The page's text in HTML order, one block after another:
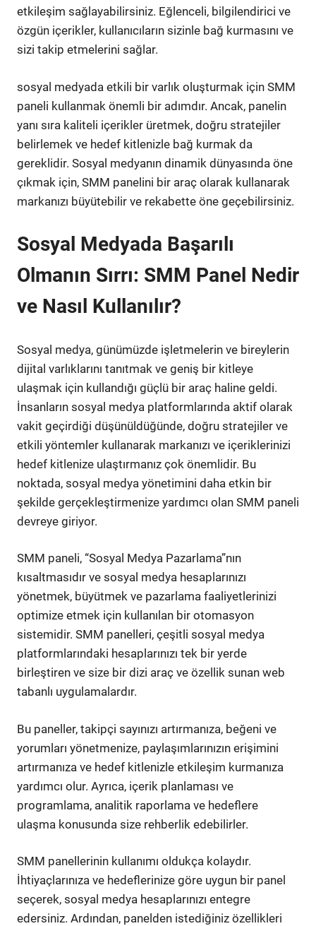
etkileşim sağlayabilirsiniz. Eğlenceli, bilgilendirici ve
özgün içerikler, kullanıcıların sizinle bağ kurmasını ve
sizi takip etmelerini sağlar.
sosyal medyada etkili bir varlık oluşturmak için SMM
paneli kullanmak önemli bir adımdır. Ancak, panelin
yanı sıra kaliteli içerikler üretmek, doğru stratejiler
belirlemek ve hedef kitlenizle bağ kurmak da
gereklidir. Sosyal medyanın dinamik dünyasında öne
çıkmak için, SMM panelini bir araç olarak kullanarak
markanızı büyütebilir ve rekabette öne geçebilirsiniz.
Sosyal Medyada Başarılı
Olmanın Sırrı: SMM Panel Nedir
ve Nasıl Kullanılır?
Sosyal medya, günümüzde işletmelerin ve bireylerin
dijital varlıklarını tanıtmak ve geniş bir kitleye
ulaşmak için kullandığı güçlü bir araç haline geldi.
İnsanların sosyal medya platformlarında aktif olarak
vakit geçirdiği düşünüldüğünde, doğru stratejiler ve
etkili yöntemler kullanarak markanızı ve içeriklerinizi
hedef kitlenize ulaştırmanız çok önemlidir. Bu
noktada, sosyal medya yönetimini daha etkin bir
şekilde gerçekleştirmenize yardımcı olan SMM paneli
devreye giriyor.
SMM paneli, “Sosyal Medya Pazarlama”nın
kısaltmasıdır ve sosyal medya hesaplarınızı
yönetmek, büyütmek ve pazarlama faaliyetlerinizi
optimize etmek için kullanılan bir otomasyon
sistemidir. SMM panelleri, çeşitli sosyal medya
platformlarındaki hesaplarınızı tek bir yerde
birleştiren ve size bir dizi araç ve özellik sunan web
tabanlı uygulamalardır.
Bu paneller, takipçi sayınızı artırmanıza, beğeni ve
yorumları yönetmenize, paylaşımlarınızın erişimini
artırmanıza ve hedef kitlenizle etkileşim kurmanıza
yardımcı olur. Ayrıca, içerik planlaması ve
programlama, analitik raporlama ve hedeflere
ulaşma konusunda size rehberlik edebilirler.
SMM panellerinin kullanımı oldukça kolaydır.
İhtiyaçlarınıza ve hedeflerinize göre uygun bir panel
seçerek, sosyal medya hesaplarınızı entegre
edersiniz. Ardından, panelden istediğiniz özellikleri